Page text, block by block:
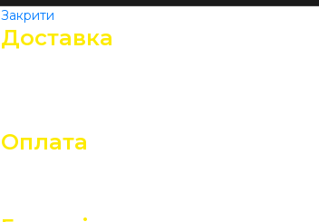
Закрити
Доставка
Оплата